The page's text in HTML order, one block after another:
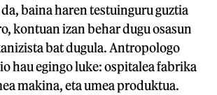
baina haren testuinguru guztia
kontuan izan behar dugu osasun
bat dugula. Antropologo
hau egingo luke: ospitalea fabrika
makina, eta umea produktua.